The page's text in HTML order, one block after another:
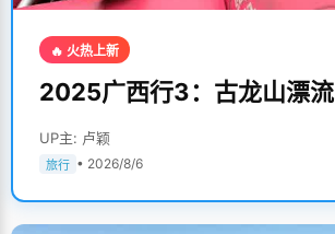
🔥 火热上新
2025广西行3：古龙山漂流
UP主: 卢颖
旅行 • 2026/8/6